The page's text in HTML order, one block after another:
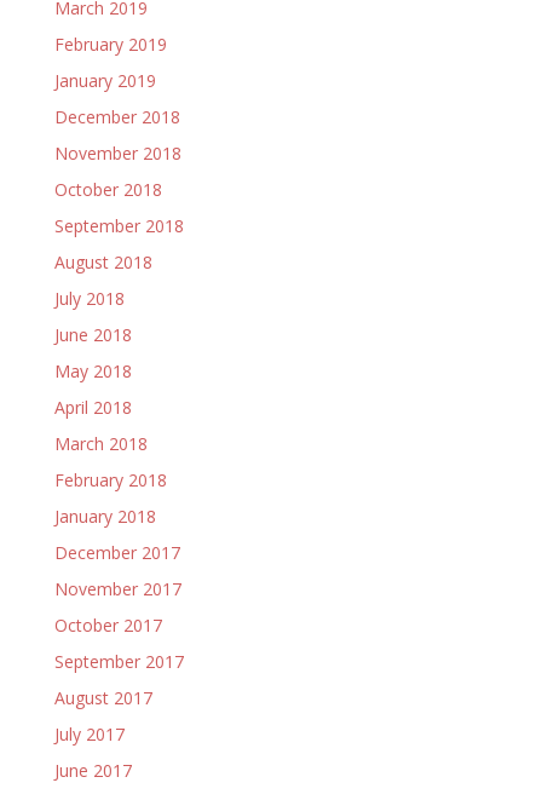
March 2019
February 2019
January 2019
December 2018
November 2018
October 2018
September 2018
August 2018
July 2018
June 2018
May 2018
April 2018
March 2018
February 2018
January 2018
December 2017
November 2017
October 2017
September 2017
August 2017
July 2017
June 2017